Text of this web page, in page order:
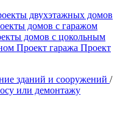
двухэтажных домов
домов с гаражом
домов с цокольным
Проект гаража Проект
зданий и сооружений /
или демонтажу